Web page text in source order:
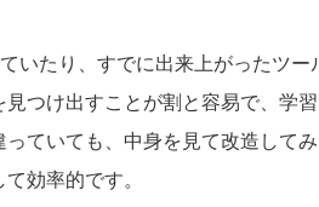
いたり、すでに出来上がったツー
つけ出すことが割と容易で、学
ていても、中身を見て改造して
効率的です。